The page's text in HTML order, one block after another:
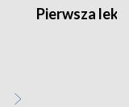
Pierwsza